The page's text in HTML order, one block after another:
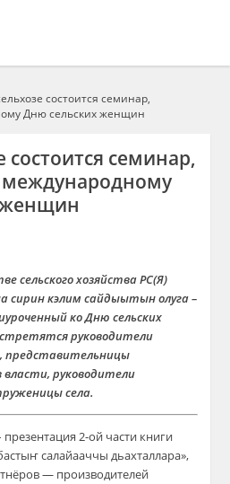
состоится семинар,
Дню сельских женщин
семинар,
сельского хозяйства РС(Я)
сирин кэлим сайдыытын олуга –
ко Дню сельских
руководители
представительницы
руководители
села.
2-ой части книги
салайааччы дьахталлара»,
— производителей